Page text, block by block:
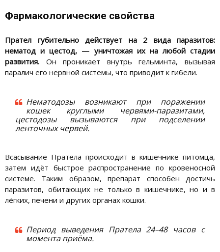
Фармакологические свойства
Прател губительно действует на 2 вида паразитов:
нематод и цестод, — уничтожая их на любой стадии
развития. Он проникает внутрь гельминта, вызывая
паралич его нервной системы, что приводит к гибели.
Нематодозы возникают при поражении
кошек круглыми червями-паразитами,
цестодозы вызываются при подселении
ленточных червей.
Всасывание Пратела происходит в кишечнике питомца,
затем идёт быстрое распространение по кровеносной
системе. Таким образом, препарат способен достичь
паразитов, обитающих не только в кишечнике, но и в
лёгких, печени и других органах кошки.
Период выведения Пратела 24–48 часов с
момента приёма.